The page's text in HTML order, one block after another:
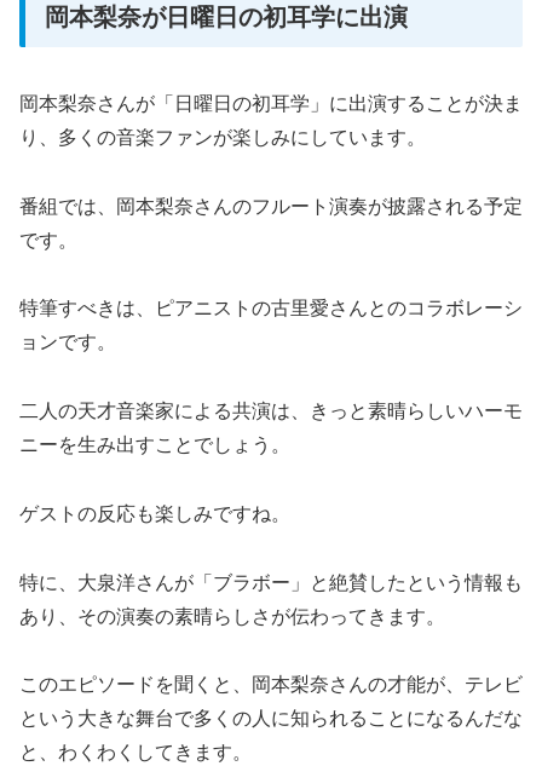
岡本梨奈が日曜日の初耳学に出演
岡本梨奈さんが「日曜日の初耳学」に出演することが決ま
り、多くの音楽ファンが楽しみにしています。
番組では、岡本梨奈さんのフルート演奏が披露される予定
です。
特筆すべきは、ピアニストの古里愛さんとのコラボレーシ
ョンです。
二人の天才音楽家による共演は、きっと素晴らしいハーモ
ニーを生み出すことでしょう。
ゲストの反応も楽しみですね。
特に、大泉洋さんが「ブラボー」と絶賛したという情報も
あり、その演奏の素晴らしさが伝わってきます。
このエピソードを聞くと、岡本梨奈さんの才能が、テレビ
という大きな舞台で多くの人に知られることになるんだな
と、わくわくしてきます。